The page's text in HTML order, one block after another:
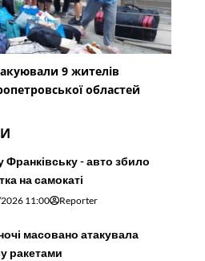
9 жителів
областей
Франківську - авто збило
на самокаті
11:00 Reporter
масовано атакувала
ракетами